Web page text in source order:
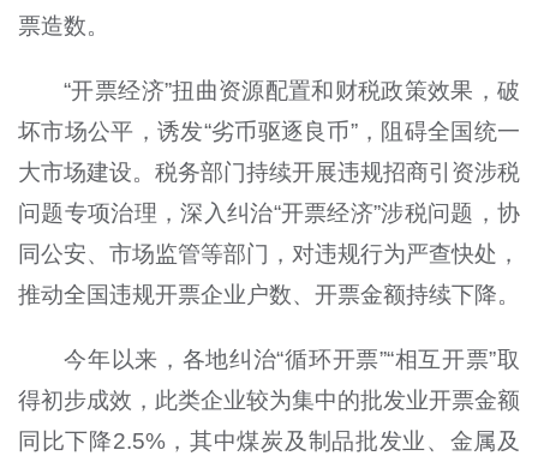
票造数。
“开票经济”扭曲资源配置和财税政策效果，破
坏市场公平，诱发“劣币驱逐良币”，阻碍全国统一
大市场建设。税务部门持续开展违规招商引资涉税
问题专项治理，深入纠治“开票经济”涉税问题，协
同公安、市场监管等部门，对违规行为严查快处，
推动全国违规开票企业户数、开票金额持续下降。
今年以来，各地纠治“循环开票”“相互开票”取
得初步成效，此类企业较为集中的批发业开票金额
同比下降2.5%，其中煤炭及制品批发业、金属及